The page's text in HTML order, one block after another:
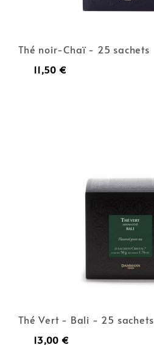
Thé noir-Chaï - 25 sachets
11,50 €
Thé Vert - Bali - 25 sachets
13,00 €